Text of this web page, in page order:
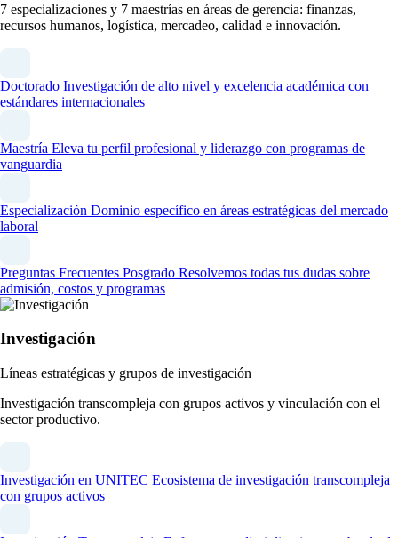
7 especializaciones y 7 maestrías en áreas de gerencia: finanzas,
recursos humanos, logística, mercadeo, calidad e innovación.
Doctorado Investigación de alto nivel y excelencia académica con
estándares internacionales
Maestría Eleva tu perfil profesional y liderazgo con programas de
vanguardia
Especialización Dominio específico en áreas estratégicas del mercado
laboral
Preguntas Frecuentes Posgrado Resolvemos todas tus dudas sobre
admisión, costos y programas
Investigación
Líneas estratégicas y grupos de investigación
Investigación transcompleja con grupos activos y vinculación con el
sector productivo.
Investigación en UNITEC Ecosistema de investigación transcompleja
con grupos activos